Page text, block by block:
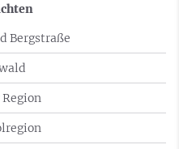
Bergstraße